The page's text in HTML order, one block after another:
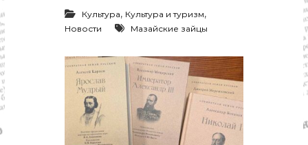
Культура, Культура и туризм,
Новости Мазайские зайцы